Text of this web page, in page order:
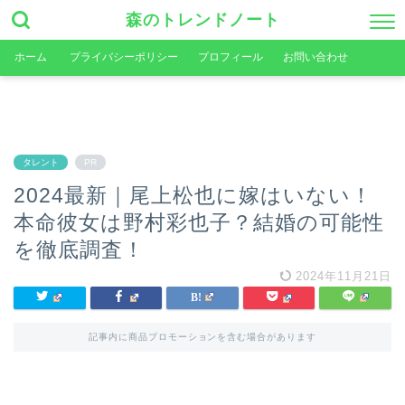
森のトレンドノート
ホーム プライバシーポリシー プロフィール お問い合わせ
タレント PR
2024最新｜尾上松也に嫁はいない！
本命彼女は野村彩也子？結婚の可能性
を徹底調査！
2024年11月21日
記事内に商品プロモーションを含む場合があります